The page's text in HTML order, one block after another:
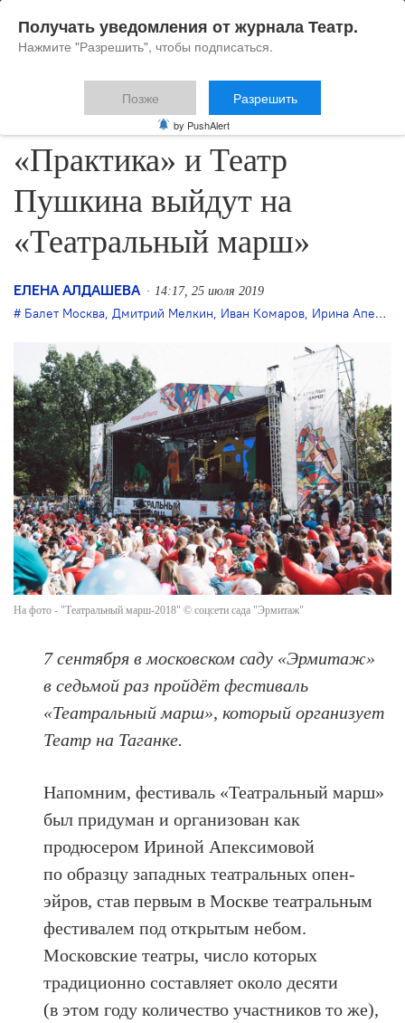
«Июльансамбль»,
«Практика» и Театр
Пушкина выйдут на
«Театральный марш»
ЕЛЕНА АЛДАШЕВА 14:17, 25 июля 2019
Балет Москва, Дмитрий Мелкин, Иван Комаров, Ирина Апексимова
На фото - "Театральный марш-2018" © соцсети сада "Эрмитаж"
7 сентября в московском саду «Эрмитаж»
в седьмой раз пройдёт фестиваль
«Театральный марш», который организует
Театр на Таганке.
Напомним, фестиваль «Театральный марш»
был придуман и организован как
продюсером Ириной Апексимовой
по образцу западных театральных опен-
эйров, став первым в Москве театральным
фестивалем под открытым небом.
Московские театры, число которых
традиционно составляет около десяти
(в этом году количество участников то же),
Получать уведомления от журнала Театр.
Нажмите "Разрешить", чтобы подписаться.
Позже Разрешить
by PushAlert